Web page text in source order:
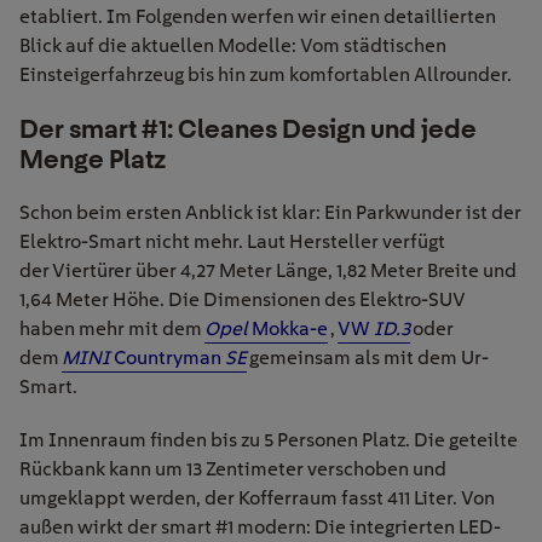
etabliert. Im Folgenden werfen wir einen detaillierten
Blick auf die aktuellen Modelle: Vom städtischen
Einsteigerfahrzeug bis hin zum komfortablen Allrounder.
Der smart #1: Cleanes Design und jede
Menge Platz
Schon beim ersten Anblick ist klar: Ein Parkwunder ist der
Elektro-Smart nicht mehr. Laut Hersteller verfügt
der Viertürer über 4,27 Meter Länge, 1,82 Meter Breite und
1,64 Meter Höhe. Die Dimensionen des Elektro-SUV
haben mehr mit dem OpelMokka-e ,VW ID.3oder
dem MINICountryman SEgemeinsam als mit dem Ur-
Smart.
Im Innenraum finden bis zu 5 Personen Platz. Die geteilte
Rückbank kann um 13 Zentimeter verschoben und
umgeklappt werden, der Kofferraum fasst 411 Liter. Von
außen wirkt der smart #1 modern: Die integrierten LED-